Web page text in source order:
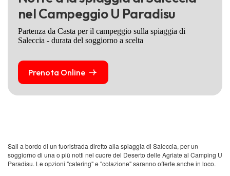
nelCampeggio U Paradisu
Partenza da Casta per il campeggio sulla spiaggia di
Saleccia - durata del soggiorno a scelta
Prenota Online
Sali a bordo di un fuoristrada diretto alla spiaggia di Saleccia, per un
soggiorno di una o più notti nel cuore del Deserto delle Agriate al Camping U
Paradisu. Le opzioni "catering" e "colazione" saranno offerte anche in loco.